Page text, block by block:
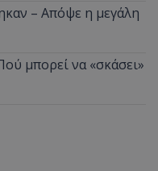
– Απόψε η μεγάλη
μπορεί να «σκάσει»